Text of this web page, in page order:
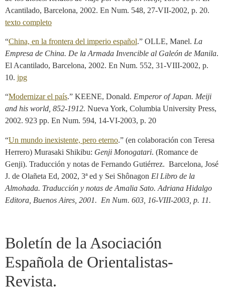
Acantilado, Barcelona, 2002. En Num. 548, 27-VII-2002, p. 20.
texto completo
“China, en la frontera del imperio español.” OLLE, Manel. La
Empresa de China. De la Armada Invencible al Galeón de Manila.
El Acantilado, Barcelona, 2002. En Num. 552, 31-VIII-2002, p.
10. jpg
“Modernizar el país.” KEENE, Donald. Emperor of Japan. Meiji
and his world, 852-1912. Nueva York, Columbia University Press,
2002. 923 pp. En Num. 594, 14-VI-2003, p. 20
“Un mundo inexistente, pero eterno.” (en colaboración con Teresa
Herrero) Murasaki Shikibu: Genji Monogatari. (Romance de
Genji). Traducción y notas de Fernando Gutiérrez. Barcelona, José
J. de Olañeta Ed, 2002, 3ª ed y Sei Shônagon El Libro de la
Almohada. Traducción y notas de Amalia Sato. Adriana Hidalgo
Editora, Buenos Aires, 2001. En Num. 603, 16-VIII-2003, p. 11.
Boletín de la Asociación
Española de Orientalistas-
Revista.